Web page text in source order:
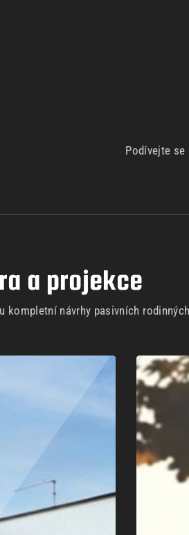
Podívejte se
a projekce
kompletní návrhy pasivních